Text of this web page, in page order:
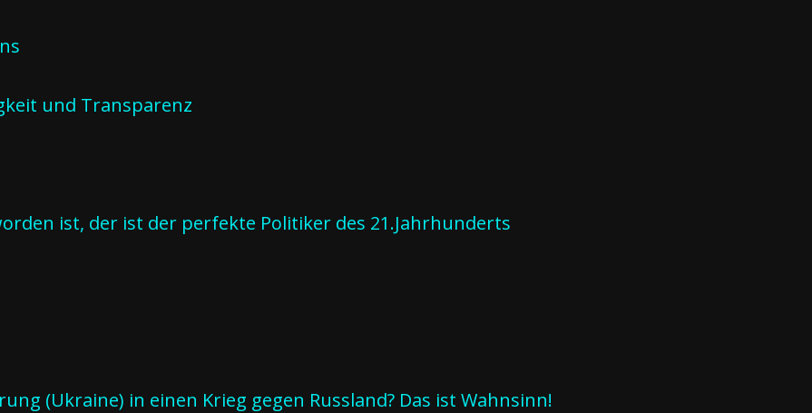
und Transparenz
ist, der ist der perfekte Politiker des 21.Jahrhunderts
(Ukraine) in einen Krieg gegen Russland? Das ist Wahnsinn!